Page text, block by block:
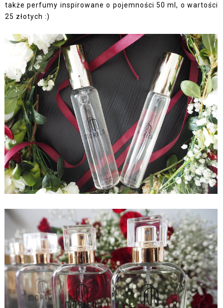
także perfumy inspirowane o pojemności 50 ml, o wartości
25 złotych :)